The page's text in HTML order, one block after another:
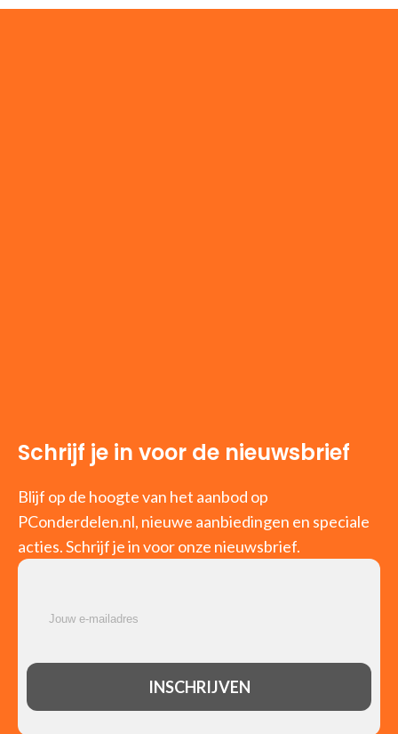
Schrijf je in voor de nieuwsbrief
Blijf op de hoogte van het aanbod op
PConderdelen.nl, nieuwe aanbiedingen en speciale
acties. Schrijf je in voor onze nieuwsbrief.